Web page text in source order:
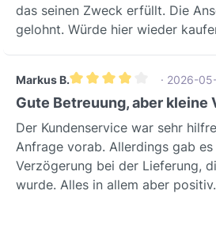
das seinen Zweck erfüllt. Die
gelohnt. Würde hier wieder
Markus B.
Durchschnittliche
· 2026-
Gute Betreuung, aber kleine
Der Kundenservice war sehr
Anfrage vorab. Allerdings gab es
Verzögerung bei der Lieferung,
wurde. Alles in allem aber positiv.